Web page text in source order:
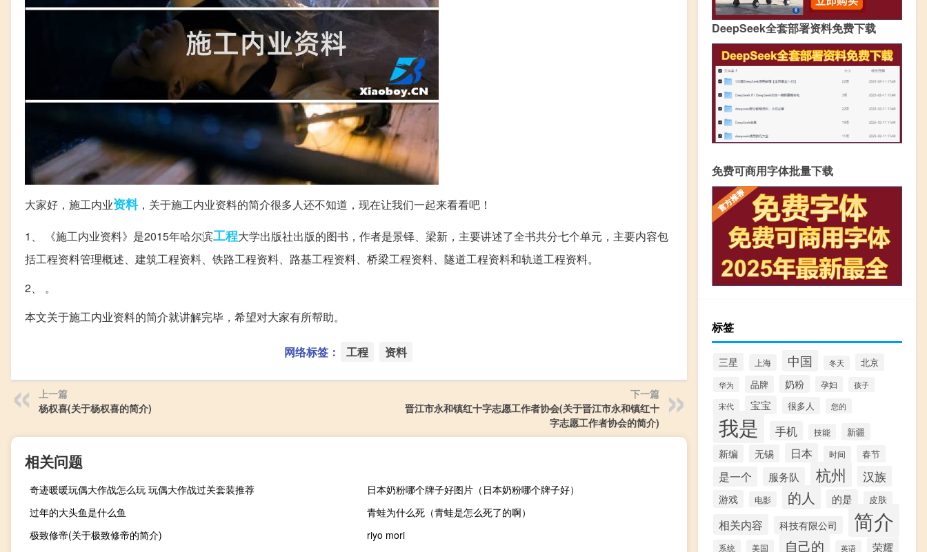
大家好，施工内业资料，关于施工内业资料的简介很多人还不知道，现在让我们一起来看看吧！
1、 《施工内业资料》是2015年哈尔滨工程大学出版社出版的图书，作者是景铎、梁新，主要讲述了全书共分七个单元，主要内容包
括工程资料管理概述、建筑工程资料、铁路工程资料、路基工程资料、桥梁工程资料、隧道工程资料和轨道工程资料。
2、 。
本文关于施工内业资料的简介就讲解完毕，希望对大家有所帮助。
网络标签： 工程 资料
上一篇
杨权喜(关于杨权喜的简介)
下一篇
晋江市永和镇红十字志愿工作者协会(关于晋江市永和镇红十
字志愿工作者协会的简介)
相关问题
奇迹暖暖玩偶大作战怎么玩 玩偶大作战过关套装推荐
日本奶粉哪个牌子好图片（日本奶粉哪个牌子好）
过年的大头鱼是什么鱼
青蛙为什么死（青蛙是怎么死了的啊）
极致修帝(关于极致修帝的简介)
riyo mori
DeepSeek全套部署资料免费下载
免费可商用字体批量下载
标签
三星 上海 中国 冬天 北京
华为 品牌 奶粉 孕妇 孩子
宋代 宝宝 很多人 您的
我是 手机 技能 新疆
新编 无锡 日本 时间 春节
是一个 服务队 杭州 汉族
游戏 电影 的人 的是 皮肤
相关内容 科技有限公司 简介
系统 美国 自己的 英语 荣耀